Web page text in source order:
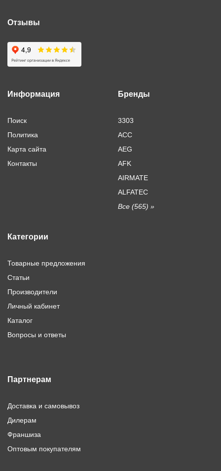
Отзывы
Информация
Поиск
Политика
Карта сайта
Контакты
Бренды
3303
ACC
AEG
AFK
AIRMATE
ALFATEC
Все (565) »
Категории
Товарные предложения
Статьи
Производители
Личный кабинет
Каталог
Вопросы и ответы
Партнерам
Доставка и самовывоз
Дилерам
Франшиза
Оптовым покупателям